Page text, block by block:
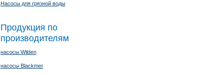
Насосы для грязной воды
Продукция по
производителям
насосы Wilden
насосы Blackmer